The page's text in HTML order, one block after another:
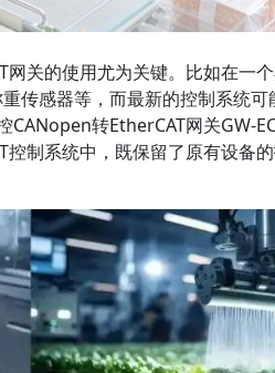
关的使用尤为关键。比如在一
传感器等，而最新的控制系统可
转EtherCAT网关GW-
制系统中，既保留了原有设备